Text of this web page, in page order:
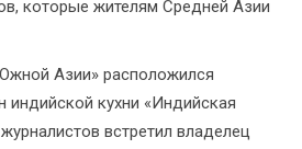
которые жителям Средней Азии
Азии» расположился
индийской кухни «Индийская
встретил владелец